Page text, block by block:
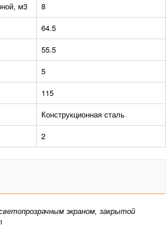
м3
8
64.5
55.5
5
115
Конструкционная сталь
2
экраном, закрытой